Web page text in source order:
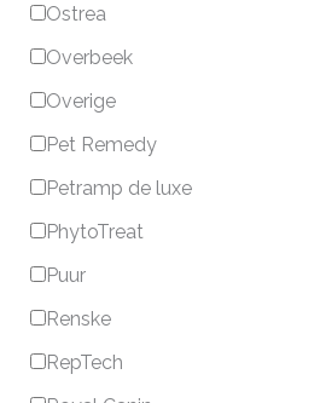
Ostrea
Overbeek
Overige
Pet Remedy
Petramp de luxe
PhytoTreat
Puur
Renske
RepTech